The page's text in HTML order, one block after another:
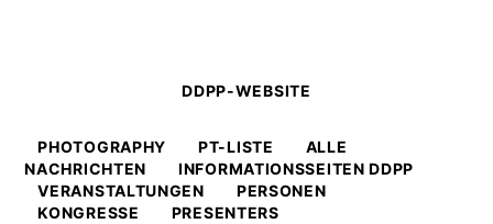
DDPP-WEBSITE
PHOTOGRAPHY PT-LISTE
ALLE
NACHRICHTEN
INFORMATIONSSEITEN DDPP
VERANSTALTUNGEN
PERSONEN
KONGRESSE
PRESENTERS